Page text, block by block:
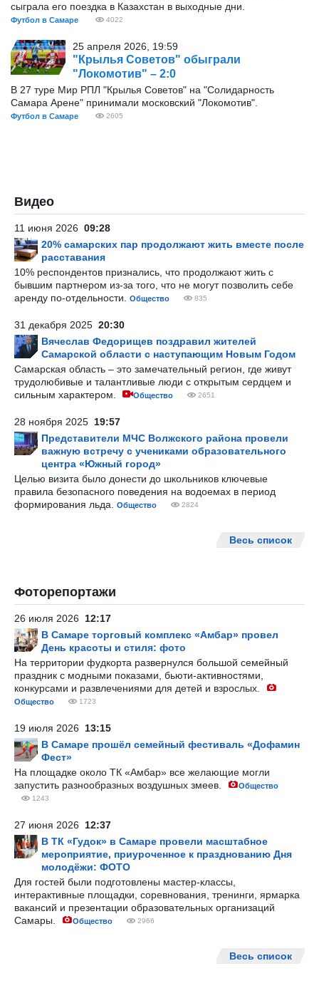
сыграла его поездка в Казахстан в выходные дни.
Футбол в Самаре 4022
25 апреля 2026, 19:59
"Крылья Советов" обыграли
"Локомотив" – 2:0
В 27 туре Мир РПЛ "Крылья Советов" на "Солидарность
Самара Арене" принимали московский "Локомотив".
Футбол в Самаре 2605
Видео
11 июня 2026 09:28
20% самарских пар продолжают жить вместе после
расставания
10% респондентов признались, что продолжают жить с
бывшим партнером из-за того, что не могут позволить себе
аренду по-отдельности.
Общество 835
31 декабря 2025 20:30
Вячеслав Федорищев поздравил жителей
Самарской области с наступающим Новым Годом
Самарская область – это замечательный регион, где живут
трудолюбивые и талантливые люди с открытым сердцем и
сильным характером.
Общество 2651
28 ноября 2025 19:57
Представители МЧС Волжского района провели
важную встречу с учениками образовательного
центра «Южный город»
Целью визита было донести до школьников ключевые
правила безопасного поведения на водоемах в период
формирования льда.
Общество 2824
Весь список
Фоторепортажи
26 июля 2026 12:17
В Самаре торговый комплекс «Амбар» провел
День красоты и стиля: фото
На территории фудкорта развернулся большой семейный
праздник с модными показами, бьюти-активностями,
конкурсами и развлечениями для детей и взрослых.
Общество 1723
19 июля 2026 13:15
В Самаре прошёл семейный фестиваль «Дофамин
Фест»
На площадке около ТК «Амбар» все желающие могли
запустить разнообразных воздушных змеев.
Общество
1243
27 июня 2026 12:37
В ТК «Гудок» в Самаре провели масштабное
мероприятие, приуроченное к празднованию Дня
молодёжи: ФОТО
Для гостей были подготовлены мастер-классы,
интерактивные площадки, соревнования, тренинги, ярмарка
вакансий и презентации образовательных организаций
Самары.
Общество 2966
Весь список